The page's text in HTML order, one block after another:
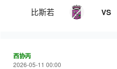
比斯若 VS
西协丙
2026-05-11 00:00